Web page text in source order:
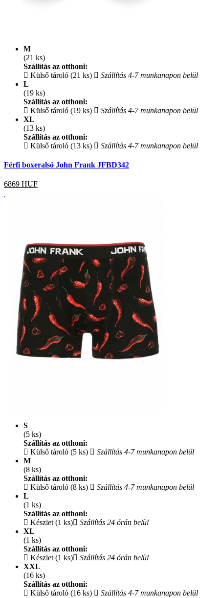
M
(21 ks)
Szállítás az otthoni:
Külső tároló (21 ks)
Szállítás 4-7 munkanapon belül
L
(19 ks)
Szállítás az otthoni:
Külső tároló (19 ks)
Szállítás 4-7 munkanapon belül
XL
(13 ks)
Szállítás az otthoni:
Külső tároló (13 ks)
Szállítás 4-7 munkanapon belül
Férfi boxeralsó John Frank JFBD342
6869 HUF
S
(5 ks)
Szállítás az otthoni:
Külső tároló (5 ks)
Szállítás 4-7 munkanapon belül
M
(8 ks)
Szállítás az otthoni:
Külső tároló (8 ks)
Szállítás 4-7 munkanapon belül
L
(1 ks)
Szállítás az otthoni:
Készlet (1 ks)
Szállítás 24 órán belül
XL
(1 ks)
Szállítás az otthoni:
Készlet (1 ks)
Szállítás 24 órán belül
XXL
(16 ks)
Szállítás az otthoni:
Külső tároló (16 ks)
Szállítás 4-7 munkanapon belül